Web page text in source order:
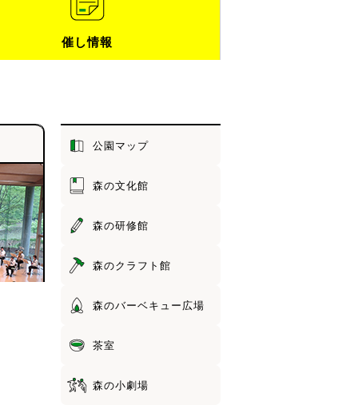
催し情報
公園マップ
森の文化館
森の研修館
森のクラフト館
森のバーベキュー広場
茶室
森の小劇場